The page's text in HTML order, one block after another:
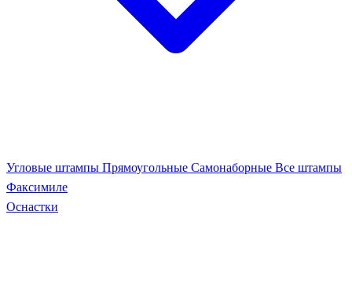
Угловые штампы Прямоугольные Самонаборные Все штампы
Факсимиле
Оснастки